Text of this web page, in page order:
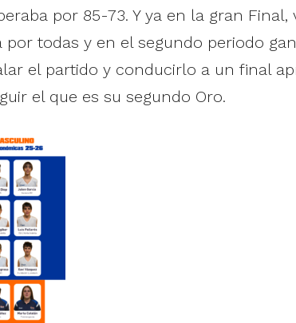
por 85-73. Y ya en la gran Final,
todas y en el segundo periodo
el partido y conducirlo a un final
el que es su segundo Oro.